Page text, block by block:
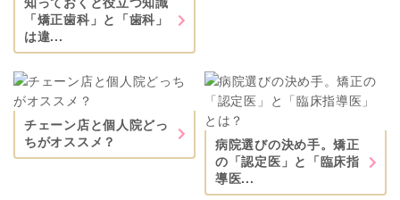
「矯正歯科」と「歯科」
は違...
チェーン店と個人院どっ
ちがオススメ？
病院選びの決め手。矯正
の「認定医」と「臨床指
導医...